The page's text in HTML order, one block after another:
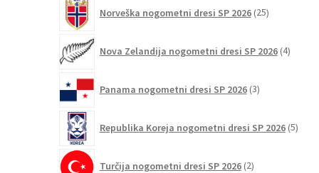
Norveška nogometni dresi SP 2026 25izdelkov
Nova Zelandija nogometni dresi SP 2026 4izdelki
Panama nogometni dresi SP 2026 3izdelki
Republika Koreja nogometni dresi SP 2026 5
Turčija nogometni dresi SP 2026 2